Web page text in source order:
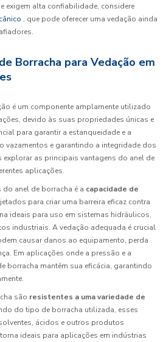
exigem alta confiabilidade, considere
, que pode oferecer uma vedação ainda
Borracha para Vedação em
é um componente amplamente utilizado
devido às suas propriedades únicas e
para garantir a estanqueidade e a
vazamentos e garantindo a integridade dos
as principais vantagens do anel de
aplicações.
anel de borracha é a capacidade de
para criar uma barreira eficaz contra
ideais para uso em sistemas hidráulicos,
industriais. A vedação adequada é crucial
causar danos ao equipamento, perda
Em aplicações onde a pressão e a
borracha mantêm sua eficácia, garantindo
são resistentes a uma variedade de
do tipo de borracha utilizada, esses
ácidos e outros produtos
ideais para aplicações em indústrias